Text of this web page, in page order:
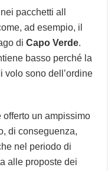
pacchetti all
ad esempio, il
diCapo Verde.
basso perché la
volo sono dell’ordine
offerto un ampissimo
di conseguenza,
nel periodo di
alle proposte dei